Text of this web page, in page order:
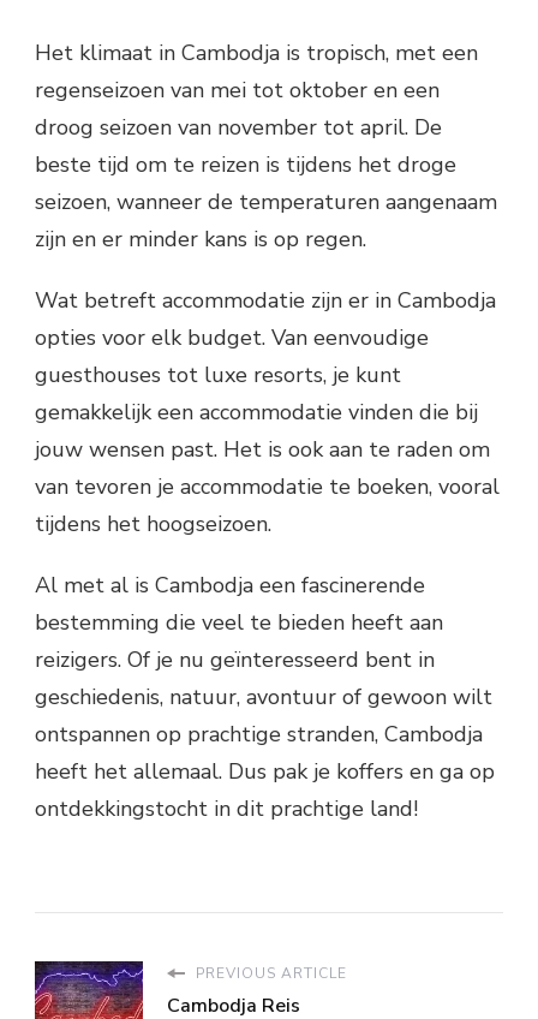
Het klimaat in Cambodja is tropisch, met een
regenseizoen van mei tot oktober en een
droog seizoen van november tot april. De
beste tijd om te reizen is tijdens het droge
seizoen, wanneer de temperaturen aangenaam
zijn en er minder kans is op regen.
Wat betreft accommodatie zijn er in Cambodja
opties voor elk budget. Van eenvoudige
guesthouses tot luxe resorts, je kunt
gemakkelijk een accommodatie vinden die bij
jouw wensen past. Het is ook aan te raden om
van tevoren je accommodatie te boeken, vooral
tijdens het hoogseizoen.
Al met al is Cambodja een fascinerende
bestemming die veel te bieden heeft aan
reizigers. Of je nu geïnteresseerd bent in
geschiedenis, natuur, avontuur of gewoon wilt
ontspannen op prachtige stranden, Cambodja
heeft het allemaal. Dus pak je koffers en ga op
ontdekkingstocht in dit prachtige land!
PREVIOUS ARTICLE
Cambodja Reis